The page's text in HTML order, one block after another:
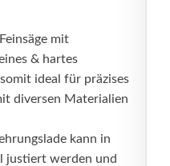
mit
& hartes
ideal für präzises
diversen Materialien
kann in
justiert werden und